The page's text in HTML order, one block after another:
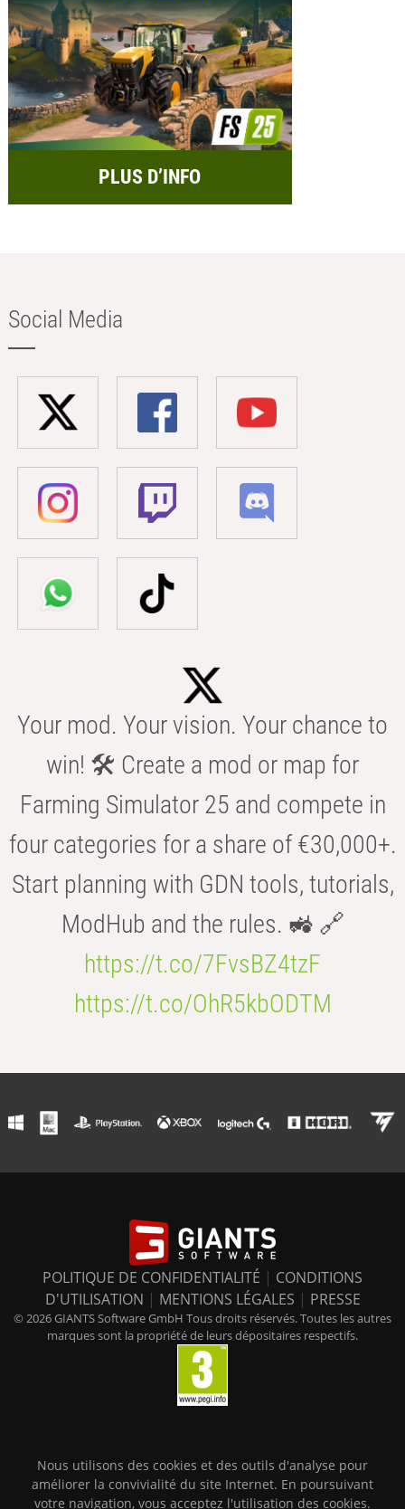
PLUS D’INFO
Social Media
Your mod. Your vision. Your chance to
win! 🛠️ Create a mod or map for
Farming Simulator 25 and compete in
four categories for a share of €30,000+.
Start planning with GDN tools, tutorials,
ModHub and the rules. 🚜 🔗
https://t.co/7FvsBZ4tzF
https://t.co/OhR5kbODTM
POLITIQUE DE CONFIDENTIALITÉ | CONDITIONS
D'UTILISATION | MENTIONS LÉGALES | PRESSE
© 2026 GIANTS Software GmbH Tous droits réservés. Toutes les autres
marques sont la propriété de leurs dépositaires respectifs.
Nous utilisons des cookies et des outils d'analyse pour
améliorer la convivialité du site Internet. En poursuivant
votre navigation, vous acceptez l'utilisation des cookies.